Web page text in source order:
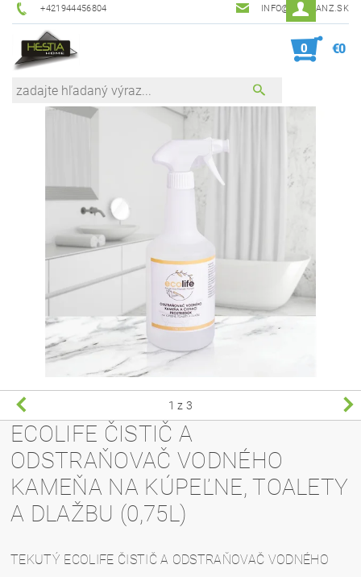
+421944456804 INFO@HESTIANZ.SK
0 €0
1 z 3
ECOLIFE ČISTIČ A
ODSTRAŇOVAČ VODNÉHO
KAMEŇA NA KÚPEĽNE, TOALETY
A DLAŽBU (0,75L)
TEKUTÝ ECOLIFE ČISTIČ A ODSTRAŇOVAČ VODNÉHO